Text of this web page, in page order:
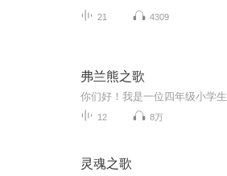
21 4309
弗兰熊之歌
12 8万
灵魂之歌